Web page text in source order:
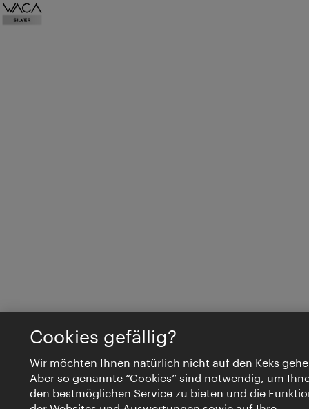
Cookies gefällig?
Wir möchten Ihnen natürlich nicht auf den Keks
Aber so genannte “Cookies” sind notwendig, um
den bestmöglichen Service zu bieten und die